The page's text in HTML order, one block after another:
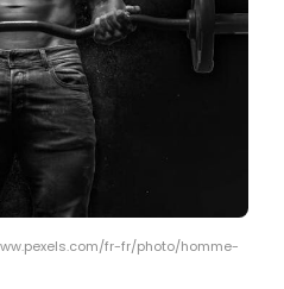
fr-fr/photo/homme-